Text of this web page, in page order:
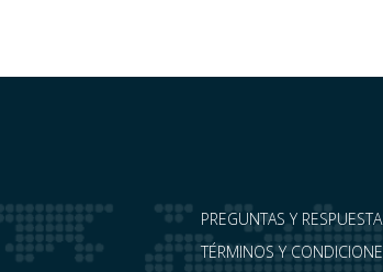
PREGUNTAS Y
TÉRMINOS Y